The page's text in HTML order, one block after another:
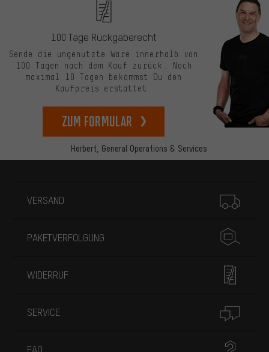
Herbert, General Operations & Services
100 Tage Rückgaberecht
Sende die ungenutzte Ware innerhalb von
100 Tagen nach dem Kauf zurück. Nach
maximal 10 Tagen bekommst Du den
Kaufpreis erstattet.
zum Formular
VERSAND
PAKETVERFOLGUNG
WIDERRUF
SERVICE